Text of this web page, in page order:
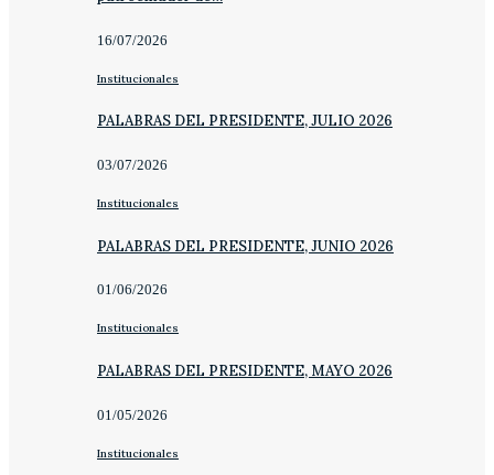
16/07/2026
Institucionales
PALABRAS DEL PRESIDENTE, JULIO 2026
03/07/2026
Institucionales
PALABRAS DEL PRESIDENTE, JUNIO 2026
01/06/2026
Institucionales
PALABRAS DEL PRESIDENTE, MAYO 2026
01/05/2026
Institucionales